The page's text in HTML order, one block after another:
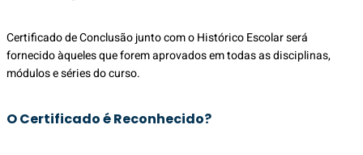
Certificado de Conclusão junto com o Histórico Escolar será
fornecido àqueles que forem aprovados em todas as disciplinas,
módulos e séries do curso.
O Certificado é Reconhecido?